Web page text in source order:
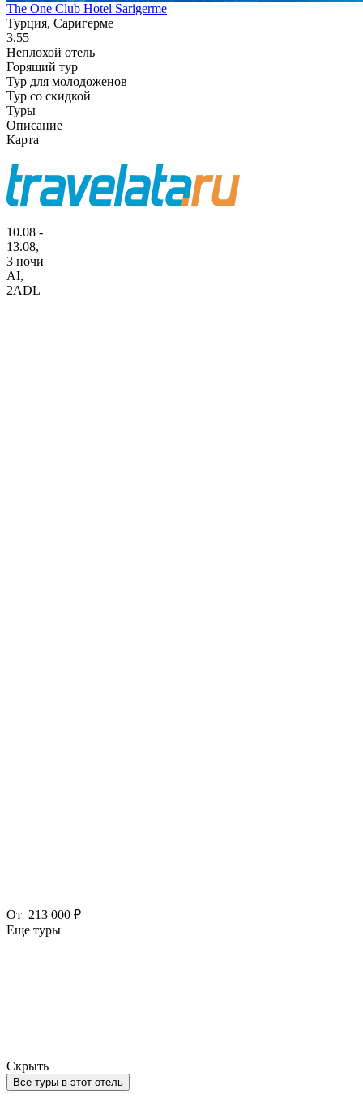
The One Club Hotel Sarigerme
Турция, Саригерме
3.55
Неплохой отель
Горящий тур
Тур для молодоженов
Тур со скидкой
Туры
Описание
Карта
10.08 -
13.08,
3 ночи
AI,
2ADL
От 213 000 ₽
Еще туры
Скрыть
Все туры в этот отель